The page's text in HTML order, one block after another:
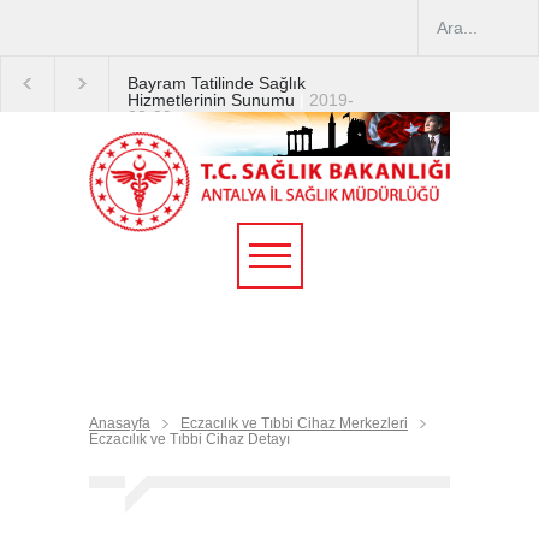
Bayram Tatilinde Sağlık
Hizmetlerinin Sunumu
2019-
08-09
2019 YILI TEMMUZ AYI
DİYALİZ MERKEZLERİ
CİHAZ ARTIRIMLARI|2019-
07-31
ve Üniteleri Hakkında
Anasayfa
Eczacılık ve Tıbbi Cihaz Merkezleri
Eczacılık ve Tıbbi Cihaz Detayı